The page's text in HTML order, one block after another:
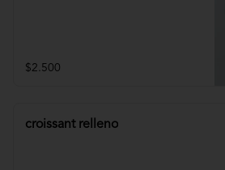
$2.500
croissant relleno